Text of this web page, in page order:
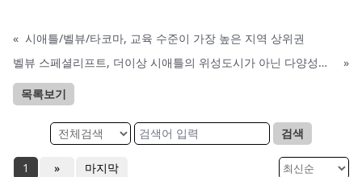
« 시애틀/벨뷰/타코마, 교육 수준이 가장 높은 지역 상위권
벨뷰 스페셜리프트, 더이상 시애틀의 위성도시가 아닌 다양성이 풍부한 도시로 변천
»
목록보기
검색
1 » 마지막